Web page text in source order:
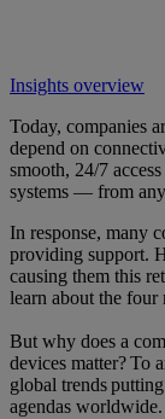
Insights overview
Today, companies
depend on
smooth, 24/7
systems — from
In response, many
providing support.
causing them this
learn about the four
But why does a
devices matter? To
global trends
agendas worldwide.